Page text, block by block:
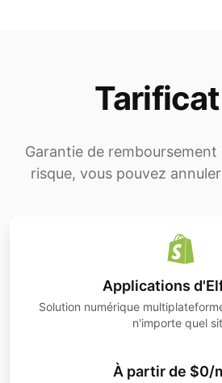
Garantie de remboursement
risque, vous pouvez
Applications
Solution numérique
n'importe quel
À partir de $0/